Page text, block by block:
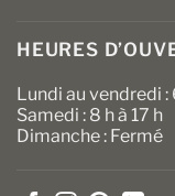
HEURES
Lundi au vendredi :
Samedi : 8 h à 17 h
Dimanche : Fermé